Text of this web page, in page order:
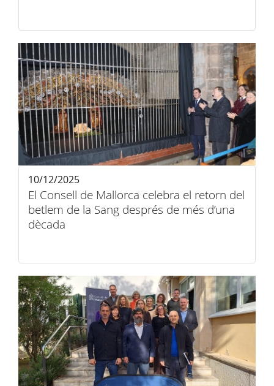
El Consell de Mallorca celebra el retorn del
betlem de la Sang després de més d’una
dècada
10/12/2025